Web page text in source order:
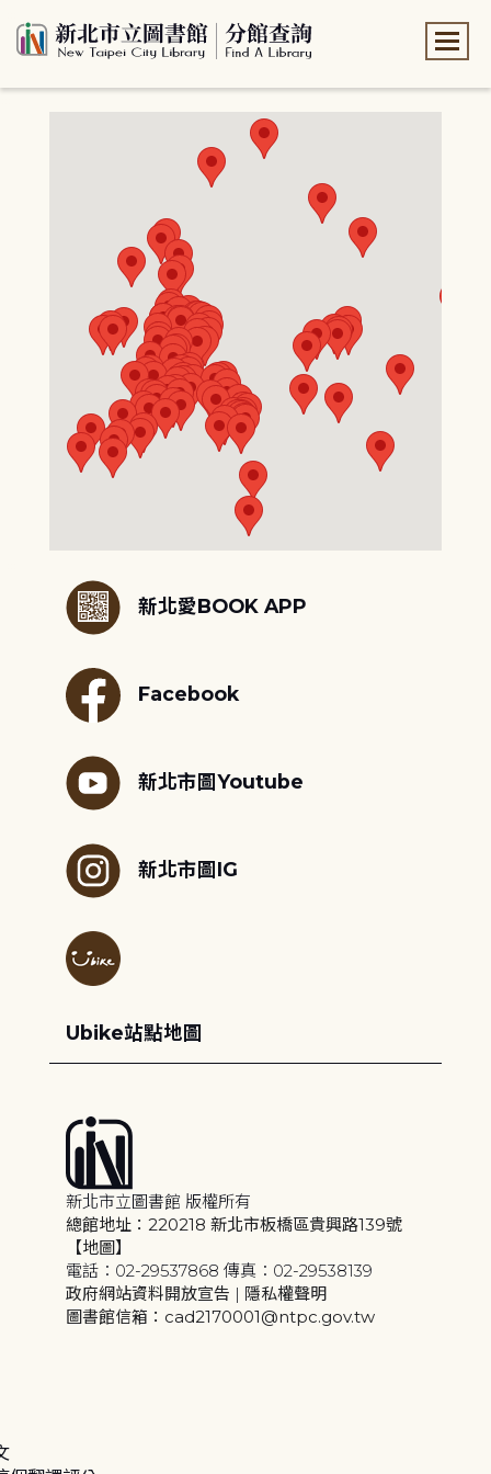
新北愛BOOK APP
Facebook
新北市圖Youtube
新北市圖IG
Ubike站點地圖
新北市立圖書館 版權所有
總館地址：220218 新北市板橋區貴興路139號
【地圖】
電話：02-29537868 傳真：02-29538139
政府網站資料開放宣告 | 隱私權聲明
圖書館信箱：cad2170001@ntpc.gov.tw